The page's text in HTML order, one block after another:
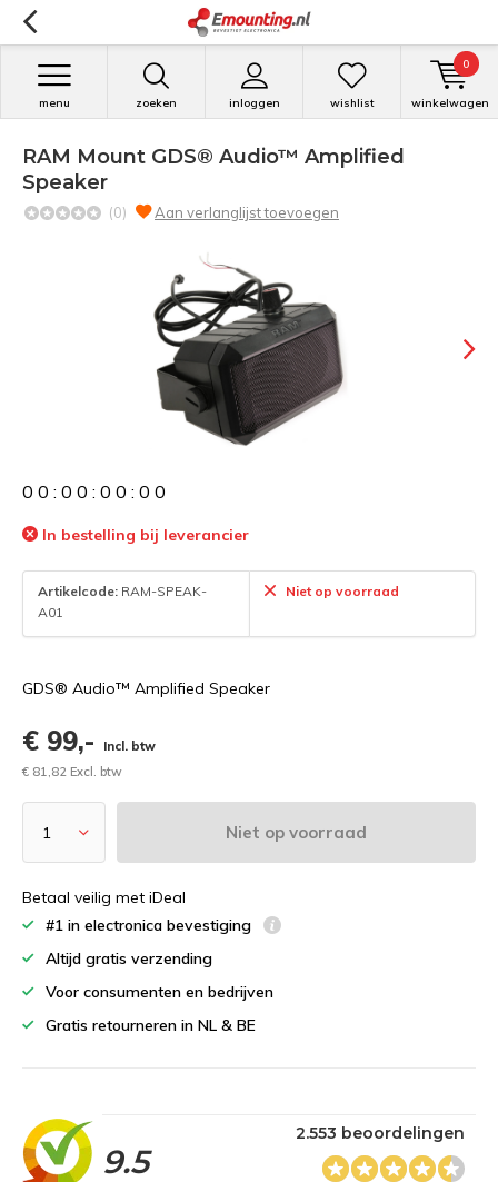
zoeken inloggen
menu wishlist winkelwagen
0
RAM Mount GDS® Audio™ Amplified
Speaker
(0) Aan verlanglijst toevoegen
0 0 : 0 0 : 0 0 : 0 0
In bestelling bij leverancier
Artikelcode: RAM-SPEAK-
A01
Niet op voorraad
GDS® Audio™ Amplified Speaker
€ 99,-
Incl. btw
€ 81,82 Excl. btw
Niet op voorraad
Betaal veilig met iDeal
#1 in electronica bevestiging
Altijd gratis verzending
Voor consumenten en bedrijven
Gratis retourneren in NL & BE
9.5
2.553 beoordelingen